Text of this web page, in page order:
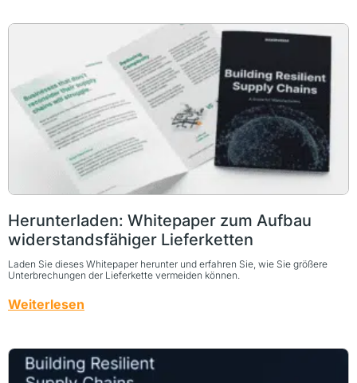
Herunterladen: Whitepaper zum Aufbau
widerstandsfähiger Lieferketten
Laden Sie dieses Whitepaper herunter und erfahren Sie, wie Sie größere
Unterbrechungen der Lieferkette vermeiden können.
Weiterlesen